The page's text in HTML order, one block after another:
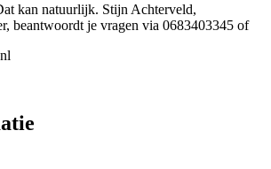
kan natuurlijk. Stijn Achterveld,
beantwoordt je vragen via 0683403345 of